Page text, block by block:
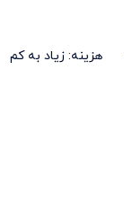
هزینه: زیاد به کم